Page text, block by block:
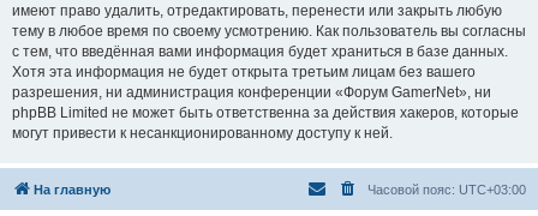
имеют право удалить, отредактировать, перенести или закрыть любую
тему в любое время по своему усмотрению. Как пользователь вы согласны
с тем, что введённая вами информация будет храниться в базе данных.
Хотя эта информация не будет открыта третьим лицам без вашего
разрешения, ни администрация конференции «Форум GamerNet», ни
phpBB Limited не может быть ответственна за действия хакеров, которые
могут привести к несанкционированному доступу к ней.
На главную Часовой пояс: UTC+03:00